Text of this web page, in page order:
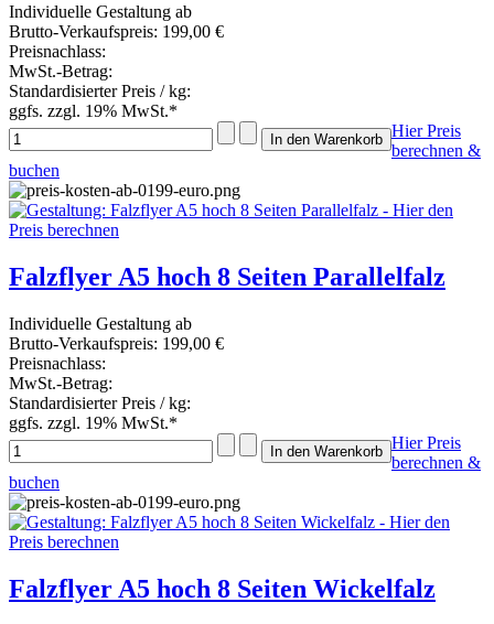
Individuelle Gestaltung ab
Brutto-Verkaufspreis: 199,00 €
Preisnachlass:
MwSt.-Betrag:
Standardisierter Preis / kg:
ggfs. zzgl. 19% MwSt.*
Hier Preis
berechnen &
buchen
Falzflyer A5 hoch 8 Seiten Parallelfalz
Individuelle Gestaltung ab
Brutto-Verkaufspreis: 199,00 €
Preisnachlass:
MwSt.-Betrag:
Standardisierter Preis / kg:
ggfs. zzgl. 19% MwSt.*
Hier Preis
berechnen &
buchen
Falzflyer A5 hoch 8 Seiten Wickelfalz